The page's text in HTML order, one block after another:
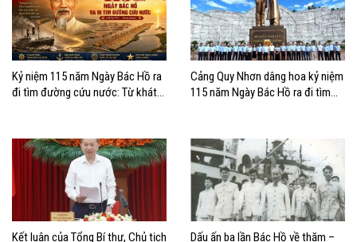
Kỷ niệm 115 năm Ngày Bác Hồ ra
đi tìm đường cứu nước: Từ khát
Cảng Quy Nhơn dâng hoa kỷ niệm
115 năm Ngày Bác Hồ ra đi tìm
Kết luận của Tổng Bí thư, Chủ tịch
Dấu ấn ba lần Bác Hồ về thăm –